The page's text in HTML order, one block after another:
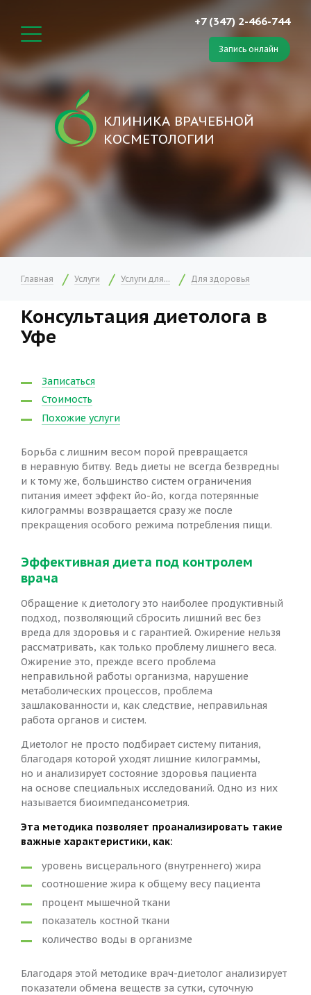
+7 (347) 2-466-744
Запись онлайн
КЛИНИКА ВРАЧЕБНОЙ
КОСМЕТОЛОГИИ
Главная Услуги Услуги для... Для здоровья
Консультация диетолога в
Уфе
Записаться
Стоимость
Похожие услуги
Борьба с лишним весом порой превращается
в неравную битву. Ведь диеты не всегда безвредны
и к тому же, большинство систем ограничения
питания имеет эффект йо-йо, когда потерянные
килограммы возвращается сразу же после
прекращения особого режима потребления пищи.
Эффективная диета под контролем
врача
Обращение к диетологу это наиболее продуктивный
подход, позволяющий сбросить лишний вес без
вреда для здоровья и с гарантией. Ожирение нельзя
рассматривать, как только проблему лишнего веса.
Ожирение это, прежде всего проблема
неправильной работы организма, нарушение
метаболических процессов, проблема
зашлакованности и, как следствие, неправильная
работа органов и систем.
Диетолог не просто подбирает систему питания,
благодаря которой уходят лишние килограммы,
но и анализирует состояние здоровья пациента
на основе специальных исследований. Одно из них
называется биоимпедансометрия.
Эта методика позволяет проанализировать такие
важные характеристики, как:
уровень висцерального (внутреннего) жира
соотношение жира к общему весу пациента
процент мышечной ткани
показатель костной ткани
количество воды в организме
Благодаря этой методике врач-диетолог анализирует
показатели обмена веществ за сутки, суточную